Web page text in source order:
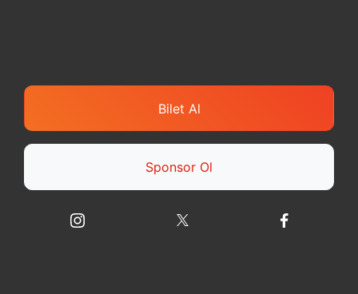
Bilet Al
Sponsor Ol